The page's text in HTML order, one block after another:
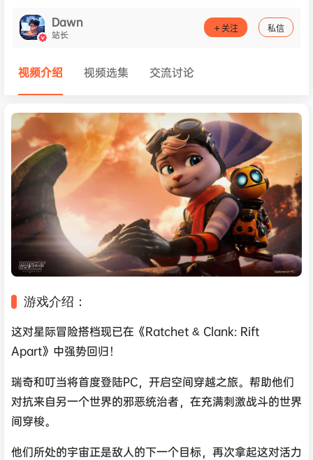
Dawn
站长 关注 私信
视频介绍 视频选集 交流讨论
游戏介绍：
这对星际冒险搭档现已在《Ratchet & Clank: Rift
Apart》中强势回归！
瑞奇和叮当将首度登陆PC，开启空间穿越之旅。帮助他们
对抗来自另一个世界的邪恶统治者，在充满刺激战斗的世界
间穿梭。
他们所处的宇宙正是敌人的下一个目标，再次拿起这对活力